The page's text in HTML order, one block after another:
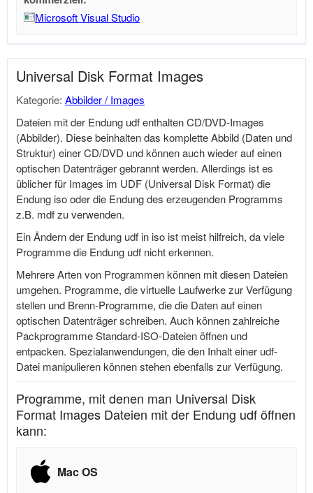
Microsoft Visual Studio
Universal Disk Format Images
Kategorie: Abbilder / Images
Dateien mit der Endung udf enthalten CD/DVD-Images
(Abbilder). Diese beinhalten das komplette Abbild (Daten und
Struktur) einer CD/DVD und können auch wieder auf einen
optischen Datenträger gebrannt werden. Allerdings ist es
üblicher für Images im UDF (Universal Disk Format) die
Endung iso oder die Endung des erzeugenden Programms
z.B. mdf zu verwenden.
Ein Ändern der Endung udf in iso ist meist hilfreich, da viele
Programme die Endung udf nicht erkennen.
Mehrere Arten von Programmen können mit diesen Dateien
umgehen. Programme, die virtuelle Laufwerke zur Verfügung
stellen und Brenn-Programme, die die Daten auf einen
optischen Datenträger schreiben. Auch können zahlreiche
Packprogramme Standard-ISO-Dateien öffnen und
entpacken. Spezialanwendungen, die den Inhalt einer udf-
Datei manipulieren können stehen ebenfalls zur Verfügung.
Programme, mit denen man Universal Disk
Format Images Dateien mit der Endung udf öffnen
kann:
Mac OS